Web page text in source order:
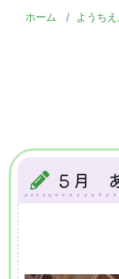
ホーム ようち
５月